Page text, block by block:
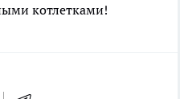
котлетками!